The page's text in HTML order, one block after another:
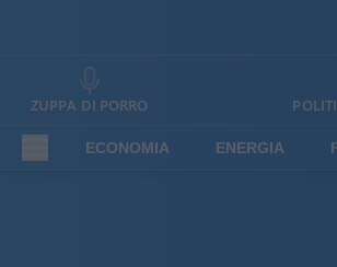
ZUPPA DI PORRO
ECONOMIA ENERGIA